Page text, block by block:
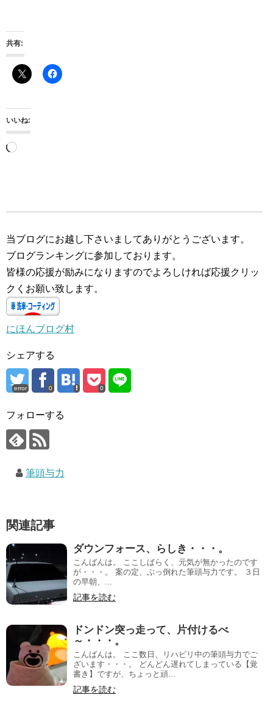
共有:
いいね:
読
中…
当ブログにお越し下さいましてありがとうございます。
ブログランキングに参加しております。
皆様の応援が励みになりますのでよろしければ応援クリッ
クくお願い致します。
にほんブログ村
シェアする
error 0 0
フォローする
筆頭与力
関連記事
ダウンフォース、らしき・・・。
こんばんは。 ここしばらく、元気が無かったのです
が・・・。 案の定、ぶっ倒れた筆頭与力です。 ３日
の早朝、...
記事を読む
ドンドン突っ走って、片付けるべ
～・・・。
こんばんは。 ここ数日、リハビリ中の筆頭与力でご
ざいます・・・。 どんどん遅れてしまっている【覚
書き】ですが、ちょっと頑...
記事を読む